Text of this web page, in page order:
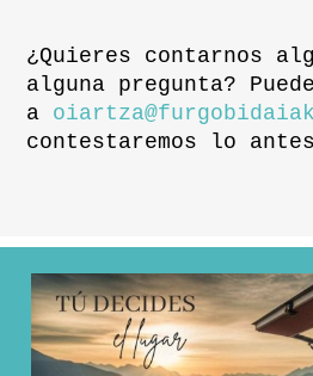
¿Quieres contarnos
alguna pregunta?
a
contestaremos lo